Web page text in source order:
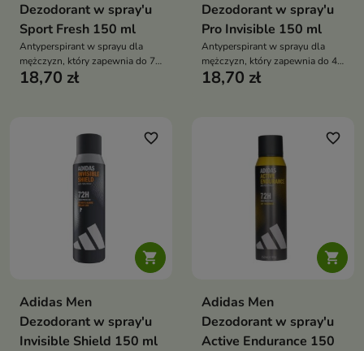
Dezodorant w spray'u
Sport Fresh 150 ml
Antyperspirant w sprayu dla
mężczyzn, który zapewnia do 72
godzin ochrony przed potem i
18,70 zł
Dezodorant w spray'u
Pro Invisible 150 ml
Antyperspirant w sprayu dla
mężczyzn, który zapewnia do 48
godzin ochrony przed potem i
18,70 zł

favorite_border
Adidas Men
Dezodorant w spray'u
Invisible Shield 150 ml

favorite_border
Adidas Men
Dezodorant w spray'u
Active Endurance 150